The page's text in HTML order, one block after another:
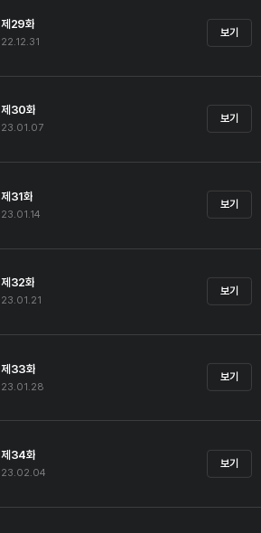
제29화
22.12.31
보기
제30화
23.01.07
보기
제31화
23.01.14
보기
제32화
23.01.21
보기
제33화
23.01.28
보기
제34화
23.02.04
보기